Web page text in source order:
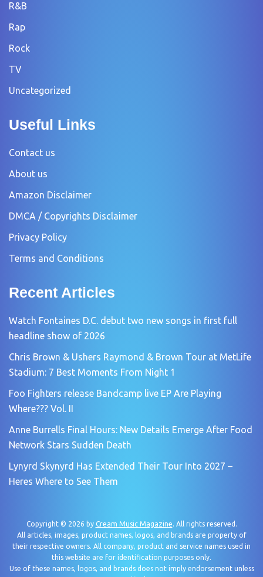
R&B
Rap
Rock
TV
Uncategorized
Useful Links
Contact us
About us
Amazon Disclaimer
DMCA / Copyrights Disclaimer
Privacy Policy
Terms and Conditions
Recent Articles
Watch Fontaines D.C. debut two new songs in first full
headline show of 2026
Chris Brown & Ushers Raymond & Brown Tour at MetLife
Stadium: 7 Best Moments From Night 1
Foo Fighters release Bandcamp live EP Are Playing
Where??? Vol. II
Anne Burrells Final Hours: New Details Emerge After Food
Network Stars Sudden Death
Lynyrd Skynyrd Has Extended Their Tour Into 2027 –
Heres Where to See Them
Copyright © 2026 by Cream Music Magazine. All rights reserved.
All articles, images, product names, logos, and brands are property of
their respective owners. All company, product and service names used in
this website are for identification purposes only.
Use of these names, logos, and brands does not imply endorsement unless